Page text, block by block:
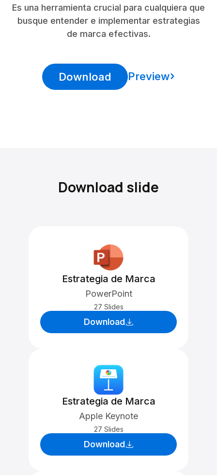
Es una herramienta crucial para cualquiera que
busque entender e implementar estrategias
de marca efectivas.
Download Preview
Download slide
Estrategia de Marca
PowerPoint
27 Slides
Download
Estrategia de Marca
Apple Keynote
27 Slides
Download